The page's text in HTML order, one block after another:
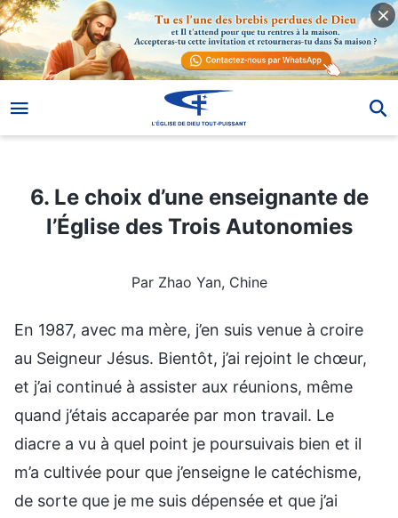
6. Le choix d’une enseignante de
l’Église des Trois Autonomies
Par Zhao Yan, Chine
En 1987, avec ma mère, j’en suis venue à croire
au Seigneur Jésus. Bientôt, j’ai rejoint le chœur,
et j’ai continué à assister aux réunions, même
quand j’étais accaparée par mon travail. Le
diacre a vu à quel point je poursuivais bien et il
m’a cultivée pour que j’enseigne le catéchisme,
de sorte que je me suis dépensée et que j’ai